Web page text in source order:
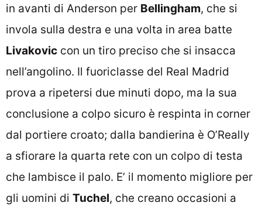
in avanti di Anderson per Bellingham, che si
invola sulla destra e una volta in area batte
Livakovic con un tiro preciso che si insacca
nell’angolino. Il fuoriclasse del Real Madrid
prova a ripetersi due minuti dopo, ma la sua
conclusione a colpo sicuro è respinta in corner
dal portiere croato; dalla bandierina è O’Really
a sfiorare la quarta rete con un colpo di testa
che lambisce il palo. E’ il momento migliore per
gli uomini di Tuchel, che creano occasioni a